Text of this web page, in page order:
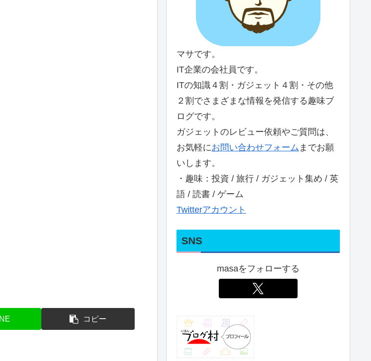
コピー
マサです。
IT企業の会社員です。
ITの知識４割・ガジェット４割・その他
２割でさまざまな情報を発信する趣味ブ
ログです。
ガジェットのレビュー依頼やご質問は、
お気軽にお問い合わせフォーム までお願
いします。
・趣味：投資 / 旅行 / ガジェット集め / 英
語 / 読書 / ゲーム
Twitterアカウント
SNS
masaをフォローする